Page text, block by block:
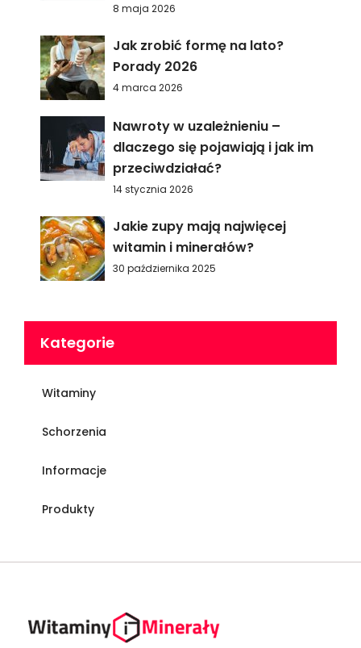
8 maja 2026
Jak zrobić formę na lato?
Porady 2026
4 marca 2026
Nawroty w uzależnieniu –
dlaczego się pojawiają i jak im
przeciwdziałać?
14 stycznia 2026
Jakie zupy mają najwięcej
witamin i minerałów?
30 października 2025
Kategorie
Witaminy
Schorzenia
Informacje
Produkty